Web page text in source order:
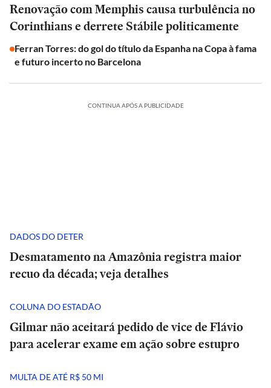
Renovação com Memphis causa turbulência no
Corinthians e derrete Stábile politicamente
Ferran Torres: do gol do título da Espanha na Copa à fama
e futuro incerto no Barcelona
CONTINUA APÓS A PUBLICIDADE
DADOS DO DETER
Desmatamento na Amazônia registra maior
recuo da década; veja detalhes
COLUNA DO ESTADÃO
Gilmar não aceitará pedido de vice de Flávio
para acelerar exame em ação sobre estupro
MULTA DE ATÉ R$ 50 MI